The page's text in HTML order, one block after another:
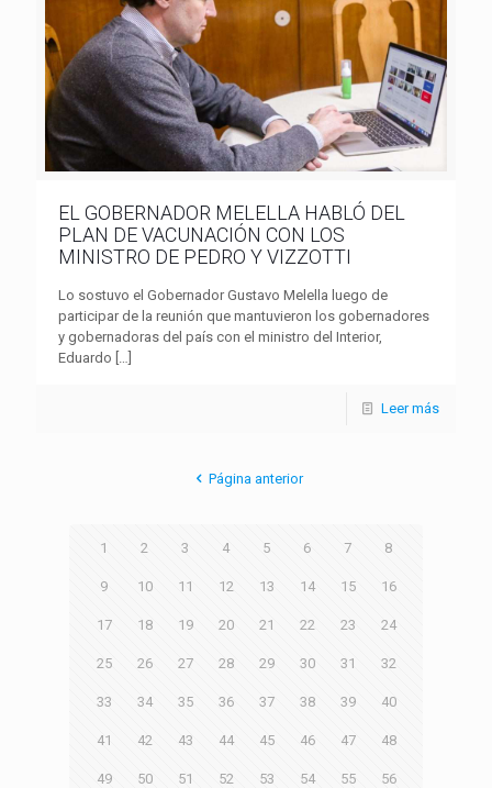
EL GOBERNADOR MELELLA HABLÓ DEL
PLAN DE VACUNACIÓN CON LOS
MINISTRO DE PEDRO Y VIZZOTTI
Lo sostuvo el Gobernador Gustavo Melella luego de
participar de la reunión que mantuvieron los gobernadores
y gobernadoras del país con el ministro del Interior,
Eduardo […]
Leer más
Página anterior
1 2 3 4 5 6 7 8
9 10 11 12 13 14 15 16
17 18 19 20 21 22 23 24
25 26 27 28 29 30 31 32
33 34 35 36 37 38 39 40
41 42 43 44 45 46 47 48
49 50 51 52 53 54 55 56